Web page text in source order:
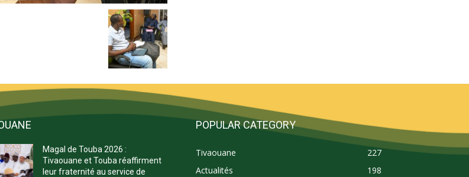
Magal de Touba 2026 :
Tivaouane et Touba réaffirment
leur fraternité au service de
POPULAR CATEGORY
Tivaouane
227
Actualités
198